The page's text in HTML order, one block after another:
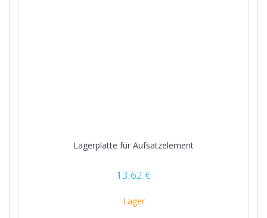
Lagerplatte für Aufsatzelement
13,62 €
Lager